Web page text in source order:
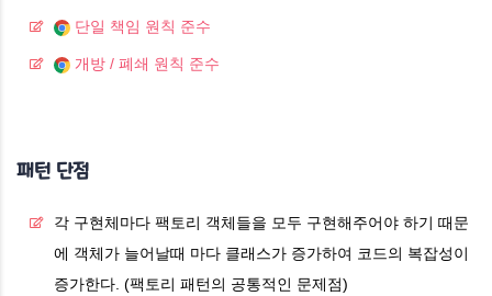
단일 책임 원칙 준수
개방 / 폐쇄 원칙 준수
패턴 단점
각 구현체마다 팩토리 객체들을 모두 구현해주어야 하기 때문
에 객체가 늘어날때 마다 클래스가 증가하여 코드의 복잡성이
증가한다. (팩토리 패턴의 공통적인 문제점)